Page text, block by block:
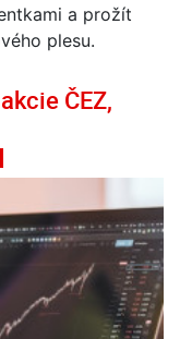
a prožít
plesu.
ČEZ,